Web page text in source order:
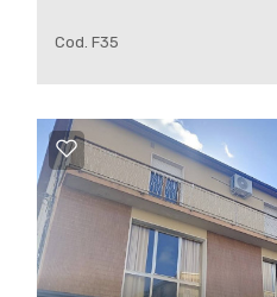
Cod. F35